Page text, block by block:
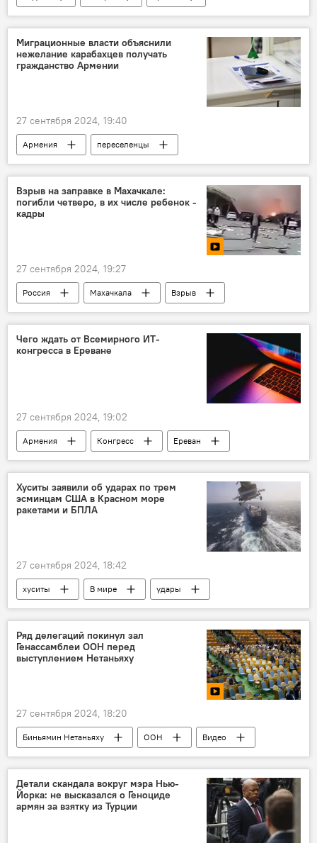
Израиль
штаб
Хезболла
Бейрут
Миграционные власти объяснили
нежелание карабахцев получать
гражданство Армении
27 сентября 2024, 19:40
Армения
переселенцы
Нагорный Карабах
Политика
Взрыв на заправке в Махачкале:
погибли четверо, в их числе ребенок -
кадры
27 сентября 2024, 19:27
Россия Махачкала Взрыв
Чего ждать от Всемирного ИТ-
конгресса в Ереване
27 сентября 2024, 19:02
Армения Конгресс
Ереван
Общество
Новости Армения
Хуситы заявили об ударах по трем
эсминцам США в Красном море
ракетами и БПЛА
27 сентября 2024, 18:42
хуситы В мире
удары
беспилотники
Ряд делегаций покинул зал
Генассамблеи ООН перед
выступлением Нетаньяху
27 сентября 2024, 18:20
Биньямин Нетаньяху ООН Видео
Детали скандала вокруг мэра Нью-
Йорка: не высказался о Геноциде
армян за взятку из Турции